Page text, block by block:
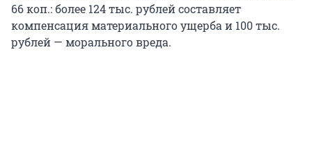
66 коп.: более 124 тыс. рублей составляет
компенсация материального ущерба и 100 тыс.
рублей — морального вреда.